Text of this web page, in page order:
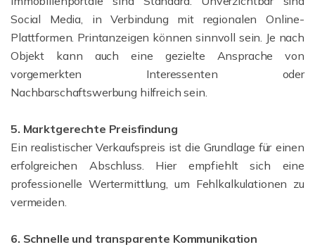
Social Media, in Verbindung mit regionalen Online-
Plattformen. Printanzeigen können sinnvoll sein. Je nach
Objekt kann auch eine gezielte Ansprache von
vorgemerkten Interessenten oder
Nachbarschaftswerbung hilfreich sein.
5. Marktgerechte Preisfindung
Ein realistischer Verkaufspreis ist die Grundlage für einen
erfolgreichen Abschluss. Hier empfiehlt sich eine
professionelle Wertermittlung, um Fehlkalkulationen zu
vermeiden.
6. Schnelle und transparente Kommunikation